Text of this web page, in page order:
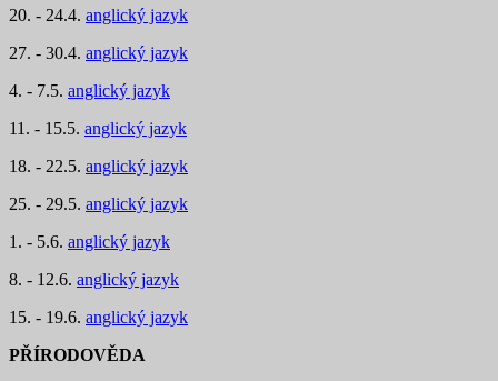
20. - 24.4. anglický jazyk
27. - 30.4. anglický jazyk
4. - 7.5. anglický jazyk
11. - 15.5. anglický jazyk
18. - 22.5. anglický jazyk
25. - 29.5. anglický jazyk
1. - 5.6. anglický jazyk
8. - 12.6. anglický jazyk
15. - 19.6. anglický jazyk
PŘÍRODOVĚDA